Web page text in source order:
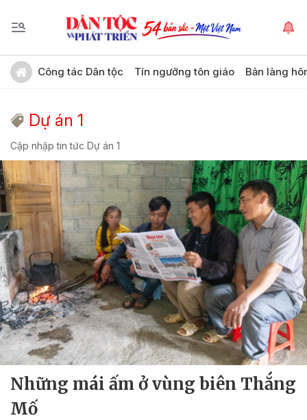
Công tác Dân tộc Tín ngưỡng tôn giáo Bản làng
Dự án 1
Cập nhập tin tức Dự án 1
Những mái ấm ở vùng biên Thắng
Mố